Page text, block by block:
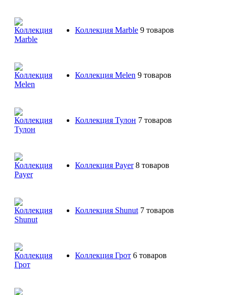
Коллекция Marble 9 товаров
Коллекция Melen 9 товаров
Коллекция Тулон 7 товаров
Коллекция Payer 8 товаров
Коллекция Shunut 7 товаров
Коллекция Грот 6 товаров